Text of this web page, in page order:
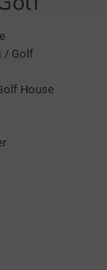
/ Golf
House